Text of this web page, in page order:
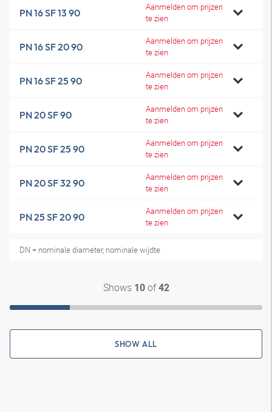
PN 16 SF 13 90
Aanmelden om prijzen
te zien
PN 16 SF 20 90
Aanmelden om prijzen
te zien
PN 16 SF 25 90
Aanmelden om prijzen
te zien
PN 20 SF 90
Aanmelden om prijzen
te zien
PN 20 SF 25 90
Aanmelden om prijzen
te zien
PN 20 SF 32 90
Aanmelden om prijzen
te zien
PN 25 SF 20 90
Aanmelden om prijzen
te zien
DN = nominale diameter, nominale wijdte
Shows 10of42
SHOW ALL